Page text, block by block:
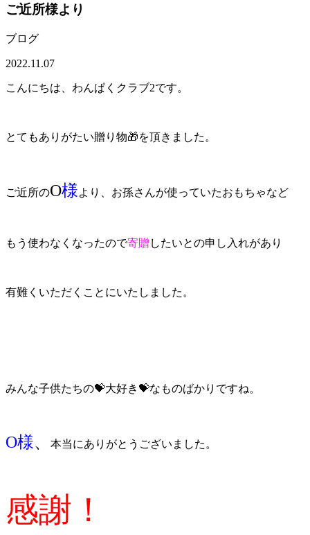
ご近所様より
ブログ
2022.11.07
こんにちは、わんぱくクラブ2です。
とてもありがたい贈り物🎁を頂きました。
ご近所のO様より、お孫さんが使っていたおもちゃなど
もう使わなくなったので寄贈したいとの申し入れがあり
有難くいただくことにいたしました。
みんな子供たちの💝大好き💝なものばかりですね。
O様、 本当にありがとうございました。
感謝！